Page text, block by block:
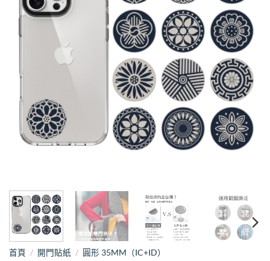
首頁 / 開門貼紙 / 圓形 35MM（IC+ID）